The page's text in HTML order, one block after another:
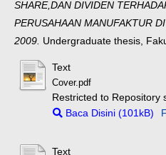
SHARE,DAN DIVIDEN
PERUSAHAAN MANUFAKTUR
2009. Undergraduate thesis,
Text
Cover.pdf
Restricted to Repository
Baca Disini (101kB)
Text